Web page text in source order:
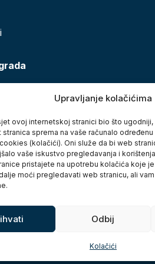
Upravljanje kolačićima
ovoj internetskoj stranici bio što
stranica sprema na vaše računalo
(kolačići). Oni služe da bi web
vaše iskustvo pregledavanja i
pristajete na upotrebu kolačića koje
moći pregledavati web stranicu, ali
Odbij
Kolačići